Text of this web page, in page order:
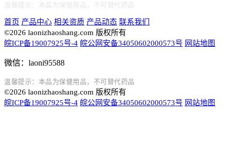
温馨提示：本品为保健用品，不可替代药品
首页 产品中心 相关资质 产品动态 联系我们
©2026 laonizhaoshang.com 版权所有
皖ICP备19007925号-4 皖公网安备34050602000573号 网站地图
微信：laoni95588
温馨提示：本品为保健用品，不可替代药品
©2026 laonizhaoshang.com 版权所有
皖ICP备19007925号-4 皖公网安备34050602000573号 网站地图